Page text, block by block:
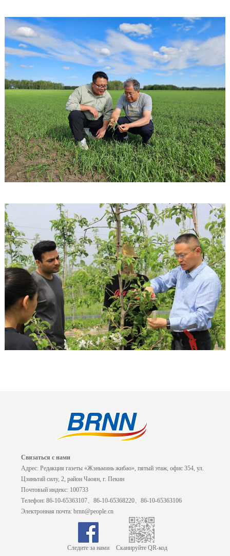
Связаться с нами
Адрес: Редакция газеты «Жэньминь жибао», пятый этаж, офис 354, ул.
Цзиньтай силу, 2, район Чаоян, г. Пекин
Почтовый индекс: 100733
Телефон: 86-10-65363107、86-10-65368220、86-10-65363106
Электронная почта: brnn@people.cn
Следите за нами Сканируйте QR-код